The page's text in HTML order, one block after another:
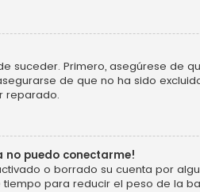
suceder. Primero, asegúrese de
de que no ha sido
reparado.
no puedo conectarme!
o borrado su cuenta por
para reducir el peso de la